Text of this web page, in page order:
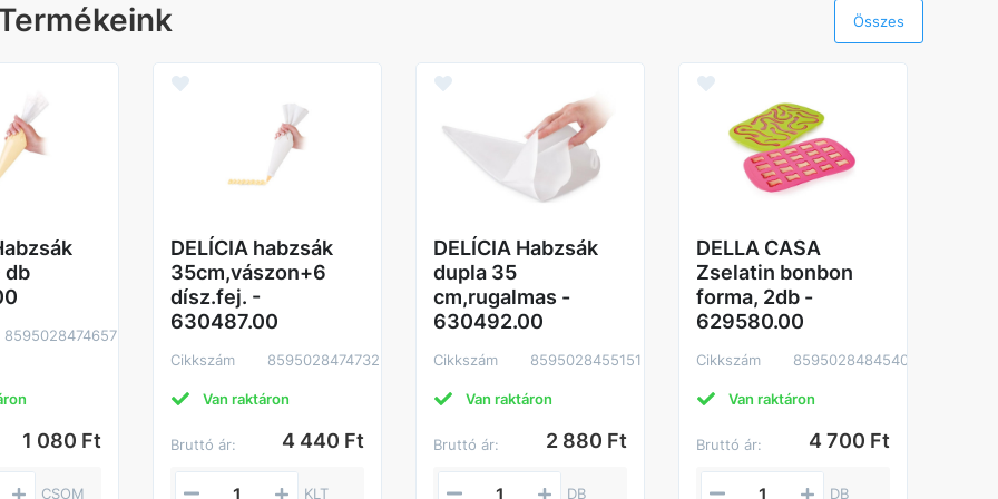
Összes
db
8595028474657
1 080 Ft
CSOM
DELÍCIA habzsák
35cm,vászon+6
dísz.fej. -
630487.00
Cikkszám 8595028474732
Van raktáron
Bruttó ár: 4 440 Ft
KLT
DELÍCIA Habzsák
dupla 35
cm,rugalmas -
630492.00
Cikkszám 8595028455151
Van raktáron
Bruttó ár: 2 880 Ft
DB
DELLA CASA
Zselatin bonbon
forma, 2db -
629580.00
Cikkszám 8595028484540
Van raktáron
Bruttó ár: 4 700 Ft
DB